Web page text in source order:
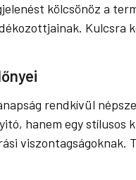
kölcsönöz a
Kulcsra
rendkívül
hanem egy
viszontagságoknak.